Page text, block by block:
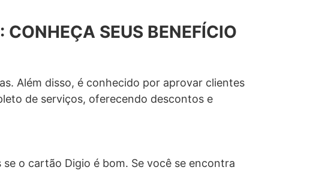
CONHEÇA SEUS BENEFÍCIO
Além disso, é conhecido por aprovar clientes
de serviços, oferecendo descontos e
o cartão Digio é bom. Se você se encontra